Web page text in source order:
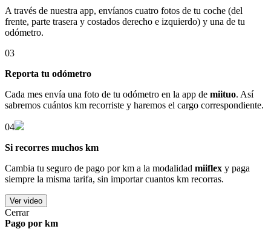
A través de nuestra app, envíanos cuatro fotos de tu coche (del
frente, parte trasera y costados derecho e izquierdo) y una de tu
odómetro.
03
Reporta tu odómetro
Cada mes envía una foto de tu odómetro en la app de miituo. Así
sabremos cuántos km recorriste y haremos el cargo correspondiente.
04
Si recorres muchos km
Cambia tu seguro de pago por km a la modalidad miiflex y paga
siempre la misma tarifa, sin importar cuantos km recorras.
Ver video
Cerrar
Pago por km